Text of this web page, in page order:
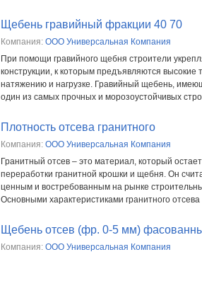
Щебень гравийный фракции 40 70
Компания: ООО Универсальная Компания
При помощи гравийного щебня строители
конструкции, к которым предъявляются высокие
натяжению и нагрузке. Гравийный щебень,
один из самых прочных и морозоустойчивых
Плотность отсева гранитного
Компания: ООО Универсальная Компания
Гранитный отсев – это материал, который
переработки гранитной крошки и щебня. Он
ценным и востребованным на рынке
Основными характеристиками гранитного
Щебень отсев (фр. 0-5 мм)
Компания: ООО Универсальная Компания